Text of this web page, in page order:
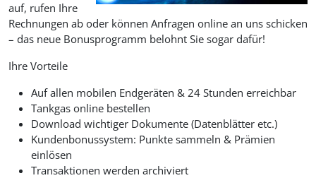
auf, rufen Ihre
Rechnungen ab oder können Anfragen online an uns schicken
– das neue Bonusprogramm belohnt Sie sogar dafür!
Ihre Vorteile
Auf allen mobilen Endgeräten & 24 Stunden erreichbar
Tankgas online bestellen
Download wichtiger Dokumente (Datenblätter etc.)
Kundenbonussystem: Punkte sammeln & Prämien
einlösen
Transaktionen werden archiviert